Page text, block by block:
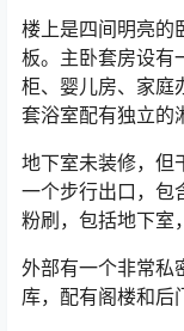
楼上是四间明亮的
板。主卧套房设有
柜、婴儿房、家庭
套浴室配有独立的
地下室未装修，但
一个步行出口，包
粉刷，包括地下室
外部有一个非常私
库，配有阁楼和